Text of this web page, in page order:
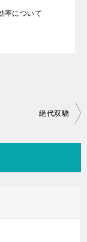
率について
絶代双驕